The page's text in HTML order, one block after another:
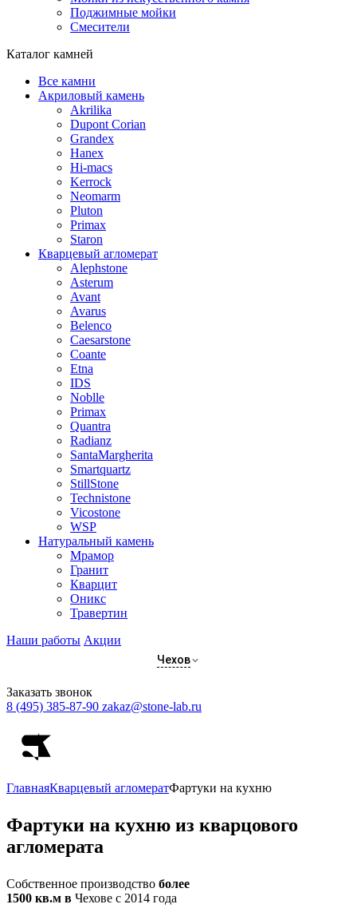
Поджимные мойки
Смесители
Каталог камней
Все камни
Акриловый камень
Akrilika
Dupont Corian
Grandex
Hanex
Hi-macs
Kerrock
Neomarm
Pluton
Primax
Staron
Кварцевый агломерат
Alephstone
Asterum
Avant
Avarus
Belenco
Caesarstone
Coante
Etna
IDS
Noblle
Primax
Quantra
Radianz
SantaMargherita
Smartquartz
StillStone
Technistone
Vicostone
WSP
Натуральный камень
Мрамор
Гранит
Кварцит
Оникс
Травертин
Наши работы Акции
Чехов
Заказать звонок
8 (495) 385-87-90 zakaz@stone-lab.ru
ГлавнаяКварцевый агломератФартуки на кухню
Фартуки на кухню из кварцового
агломерата
Собственное производство более
1500 кв.м в Чехове с 2014 года